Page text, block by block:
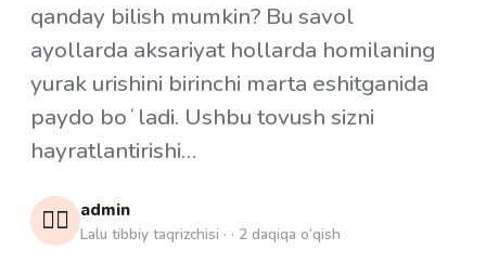
qanday bilish mumkin? Bu savol
ayollarda aksariyat hollarda homilaning
yurak urishini birinchi marta eshitganida
paydo boʻladi. Ushbu tovush sizni
hayratlantirishi…
👩‍⚕️ admin
Lalu tibbiy taqrizchisi · · 2 daqiqa o‘qish